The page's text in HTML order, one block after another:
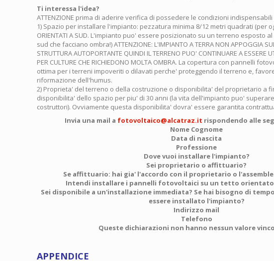
Ti interessa l'idea?
ATTENZIONE prima di aderire verifica di possedere le condizioni
1) Spazio per installare l'impianto: pezzatura minima 8/12 metri quadrati (per
ORIENTATI A SUD. L'impianto puo' essere posizionato su un terreno esposto
sud che facciano ombra!) ATTENZIONE: L'IMPIANTO A TERRA NON APPOGGIA
STRUTTURA AUTOPORTANTE QUINDI IL TERRENO PUO' CONTINUARE A ESSERE
PER CULTURE CHE RICHIEDONO MOLTA OMBRA. La copertura con pannelli
ottima per i terreni impoveriti o dilavati perche' proteggendo il terreno e,
riformazione dell'humus.
2) Proprieta' del terreno o della costruzione o disponibilita' del proprietario a
disponibilita' dello spazio per piu' di 30 anni (la vita dell'impianto puo'
costruttori). Ovviamente questa disponibilita' dovra' essere garantita
Invia una mail a fotovoltaico@alcatraz.it rispondendo alle
Nome Cognome
Data di nascita
Professione
Dove vuoi installare l'impianto?
Sei proprietario o affittuario?
Se affittuario: hai gia' l'accordo con il proprietario o
Intendi installare i pannelli fotovoltaici su un tetto orientato
Sei disponibile a un'installazione immediata? Se hai bisogno di
essere installato l'impianto?
Indirizzo mail
Telefono
Queste dichiarazioni non hanno nessun valore
APPENDICE